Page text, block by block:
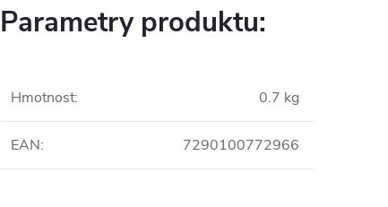
Parametry produktu:
Hmotnost: 0.7 kg
EAN: 7290100772966